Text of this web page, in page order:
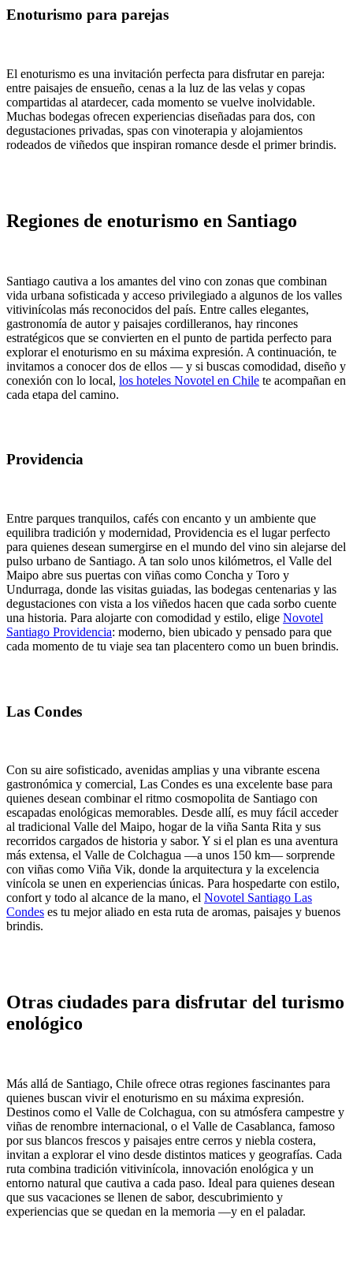
Enoturismo para parejas
El enoturismo es una invitación perfecta para disfrutar en pareja:
entre paisajes de ensueño, cenas a la luz de las velas y copas
compartidas al atardecer, cada momento se vuelve inolvidable.
Muchas bodegas ofrecen experiencias diseñadas para dos, con
degustaciones privadas, spas con vinoterapia y alojamientos
rodeados de viñedos que inspiran romance desde el primer brindis.
Regiones de enoturismo en Santiago
Santiago cautiva a los amantes del vino con zonas que combinan
vida urbana sofisticada y acceso privilegiado a algunos de los valles
vitivinícolas más reconocidos del país. Entre calles elegantes,
gastronomía de autor y paisajes cordilleranos, hay rincones
estratégicos que se convierten en el punto de partida perfecto para
explorar el enoturismo en su máxima expresión. A continuación, te
invitamos a conocer dos de ellos — y si buscas comodidad, diseño y
conexión con lo local, los hoteles Novotel en Chile te acompañan en
cada etapa del camino.
Providencia
Entre parques tranquilos, cafés con encanto y un ambiente que
equilibra tradición y modernidad, Providencia es el lugar perfecto
para quienes desean sumergirse en el mundo del vino sin alejarse del
pulso urbano de Santiago. A tan solo unos kilómetros, el Valle del
Maipo abre sus puertas con viñas como Concha y Toro y
Undurraga, donde las visitas guiadas, las bodegas centenarias y las
degustaciones con vista a los viñedos hacen que cada sorbo cuente
una historia. Para alojarte con comodidad y estilo, elige Novotel
Santiago Providencia: moderno, bien ubicado y pensado para que
cada momento de tu viaje sea tan placentero como un buen brindis.
Las Condes
Con su aire sofisticado, avenidas amplias y una vibrante escena
gastronómica y comercial, Las Condes es una excelente base para
quienes desean combinar el ritmo cosmopolita de Santiago con
escapadas enológicas memorables. Desde allí, es muy fácil acceder
al tradicional Valle del Maipo, hogar de la viña Santa Rita y sus
recorridos cargados de historia y sabor. Y si el plan es una aventura
más extensa, el Valle de Colchagua —a unos 150 km— sorprende
con viñas como Viña Vik, donde la arquitectura y la excelencia
vinícola se unen en experiencias únicas. Para hospedarte con estilo,
confort y todo al alcance de la mano, el Novotel Santiago Las
Condes es tu mejor aliado en esta ruta de aromas, paisajes y buenos
brindis.
Otras ciudades para disfrutar del turismo
enológico
Más allá de Santiago, Chile ofrece otras regiones fascinantes para
quienes buscan vivir el enoturismo en su máxima expresión.
Destinos como el Valle de Colchagua, con su atmósfera campestre y
viñas de renombre internacional, o el Valle de Casablanca, famoso
por sus blancos frescos y paisajes entre cerros y niebla costera,
invitan a explorar el vino desde distintos matices y geografías. Cada
ruta combina tradición vitivinícola, innovación enológica y un
entorno natural que cautiva a cada paso. Ideal para quienes desean
que sus vacaciones se llenen de sabor, descubrimiento y
experiencias que se quedan en la memoria —y en el paladar.